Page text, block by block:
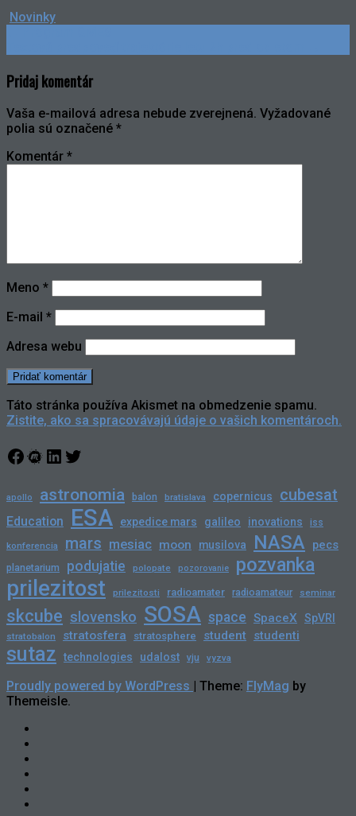
Novinky
Pridaj komentár
Vaša e-mailová adresa nebude zverejnená. Vyžadované
polia sú označené *
Komentár *
Meno *
E-mail *
Adresa webu
Táto stránka používa Akismet na obmedzenie spamu.
Zistite, ako sa spracovávajú údaje o vašich komentároch.
Facebook
Meetup
LinkedIn
Twitter
apollo astronomia balon bratislava copernicus cubesat
Education ESA expedice mars galileo inovations iss
konferencia mars mesiac moon musilova NASA pecs
planetarium podujatie polopate pozorovanie pozvanka
prilezitost prilezitosti radioamater radioamateur seminar
skcube slovensko SOSA space SpaceX SpVRI
stratobalon stratosfera stratosphere student studenti
sutaz technologies udalost vju vyzva
Proudly powered by WordPress Theme: FlyMag by
Themeisle.